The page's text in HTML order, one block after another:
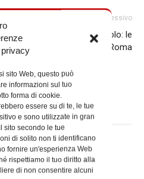
sito Web, questo può
informazioni sul tuo
forma di cookie.
essere su di te, le tue
e sono utilizzate in gran
sito secondo le tue
di solito non ti identificano
fornire un'esperienza Web
rispettiamo il tuo diritto alla
di non consentire alcuni
Articolo successivo
Santi Pietro e Paolo: le
iniziative a Roma
la dichiarazione del